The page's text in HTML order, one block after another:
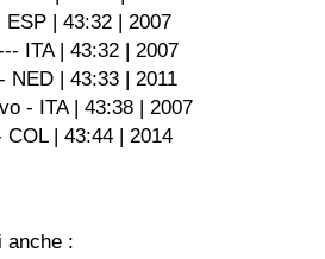
| 43:32 | 2007
ITA | 43:32 | 2007
NED | 43:33 | 2011
- ITA | 43:38 | 2007
| 43:44 | 2014
anche :